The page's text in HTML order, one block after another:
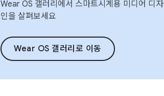
Wear OS 갤러리에서 스마트시계용 미디어 디자
인을 살펴보세요
Wear OS 갤러리로 이동